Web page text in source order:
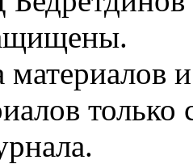
материалов